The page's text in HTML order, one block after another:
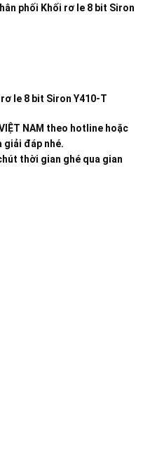
phối Khối rơ le 8 bit Siron
rơ le 8 bit Siron Y410-T
NAM theo hotline hoặc
giải đáp nhé.
thời gian ghé qua gian